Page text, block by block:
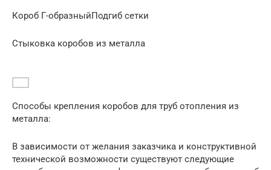
Короб Г-образныйПодгиб сетки
Стыковка коробов из металла
Способы крепления коробов для труб отопления из
металла:
В зависимости от желания заказчика и конструктивной
технической возможности существуют следующие